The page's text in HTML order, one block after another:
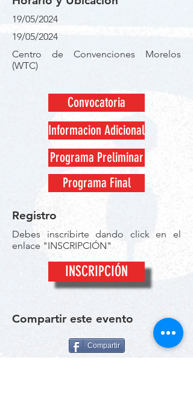
19/05/2024
19/05/2024
Centro de Convenciones Morelos
(WTC)
Convocatoria
Informacion Adicional
Programa Preliminar
Programa Final
Registro
Debes inscribirte dando click en el
enlace "INSCRIPCIÓN"
INSCRIPCIÓN
Compartir este evento
Compartir